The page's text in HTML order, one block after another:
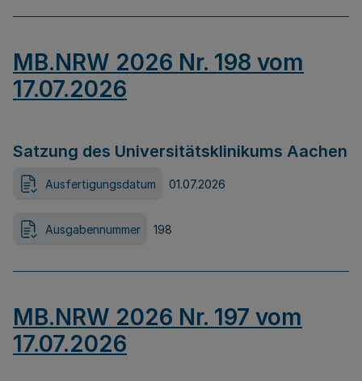
MB.NRW 2026 Nr. 198 vom
17.07.2026
Satzung des Universitätsklinikums Aachen
Ausfertigungsdatum 01.07.2026
Ausgabennummer 198
MB.NRW 2026 Nr. 197 vom
17.07.2026